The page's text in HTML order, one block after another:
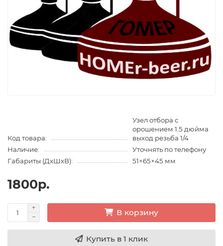
Код товара:
Узел отбора с
орошением 1.5 дюйма
выход резьба 1/4
Наличие:
Уточнять по телефону
Габариты (ДхШхВ):
51×65×45 мм
1800р.
В корзину
Купить в 1 клик